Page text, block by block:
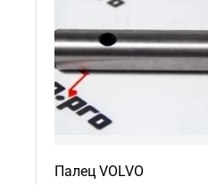
Палец VOLVO